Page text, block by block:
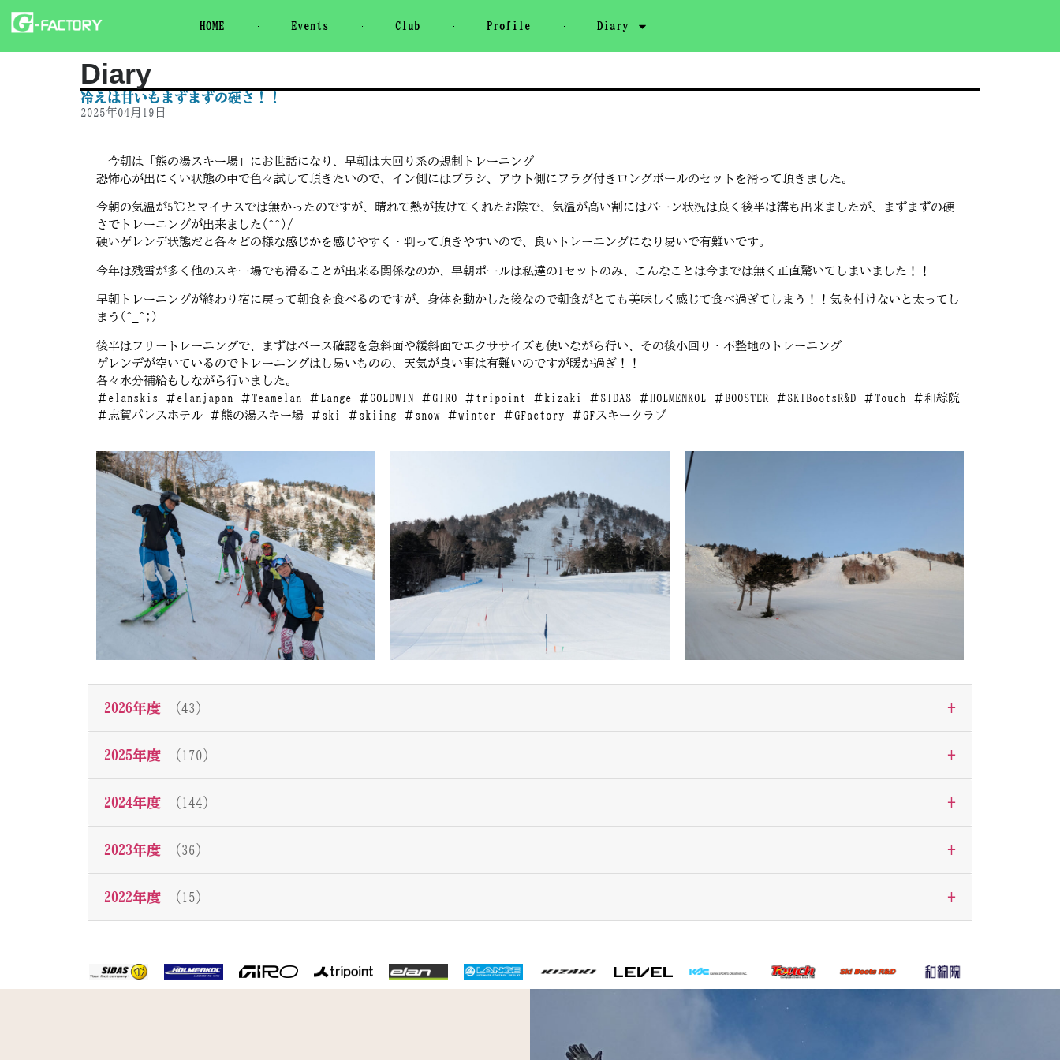
HOME Events Club Profile Diary
Diary
冷えは甘いもまずまずの硬さ！！
2025年04月19日
今朝は「熊の湯スキー場」にお世話になり、早朝は大回り系の規制トレーニング
恐怖心が出にくい状態の中で色々試して頂きたいので、イン側にはブラシ、アウト側にフラグ付きロングポールのセットを滑って頂きました。
今朝の気温が5℃とマイナスでは無かったのですが、晴れて熱が抜けてくれたお陰で、気温が高い割にはバーン状況は良く後半は溝も出来ましたが、まずまずの硬
さでトレーニングが出来ました(^^)/
硬いゲレンデ状態だと各々どの様な感じかを感じやすく・判って頂きやすいので、良いトレーニングになり易いで有難いです。
今年は残雪が多く他のスキー場でも滑ることが出来る関係なのか、早朝ポールは私達の1セットのみ、こんなことは今までは無く正直驚いてしまいました！！
早朝トレーニングが終わり宿に戻って朝食を食べるのですが、身体を動かした後なので朝食がとても美味しく感じて食べ過ぎてしまう！！気を付けないと太ってし
まう(^_^;)
後半はフリートレーニングで、まずはベース確認を急斜面や緩斜面でエクササイズも使いながら行い、その後小回り・不整地のトレーニング
ゲレンデが空いているのでトレーニングはし易いものの、天気が良い事は有難いのですが暖か過ぎ！！
各々水分補給もしながら行いました。
＃elanskis ＃elanjapan ＃Teamelan ＃Lange ＃GOLDWIN ＃GIRO ＃tripoint ＃kizaki ＃SIDAS ＃HOLMENKOL ＃BOOSTER ＃SKIBootsR&D ＃Touch ＃和綜院
＃志賀パレスホテル ＃熊の湯スキー場 ＃ski ＃skiing ＃snow ＃winter ＃GFactory ＃GFスキークラブ
2026年度 （43） +
2025年度 （170） +
2024年度 （144） +
2023年度 （36） +
2022年度 （15） +